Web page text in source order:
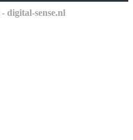
digital-sense.nl